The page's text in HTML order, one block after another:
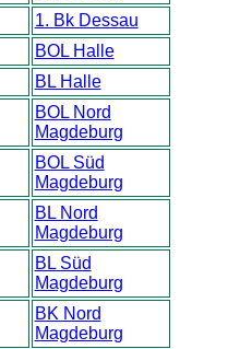
1. Bk Dessau
BOL Halle
BL Halle
BOL Nord
Magdeburg
BOL Süd
Magdeburg
BL Nord
Magdeburg
BL Süd
Magdeburg
BK Nord
Magdeburg